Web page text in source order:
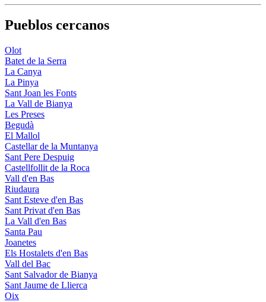
Pueblos cercanos
Olot
Batet de la Serra
La Canya
La Pinya
Sant Joan les Fonts
La Vall de Bianya
Les Preses
Begudà
El Mallol
Castellar de la Muntanya
Sant Pere Despuig
Castellfollit de la Roca
Vall d'en Bas
Riudaura
Sant Esteve d'en Bas
Sant Privat d'en Bas
La Vall d'en Bas
Santa Pau
Joanetes
Els Hostalets d'en Bas
Vall del Bac
Sant Salvador de Bianya
Sant Jaume de Llierca
Oix